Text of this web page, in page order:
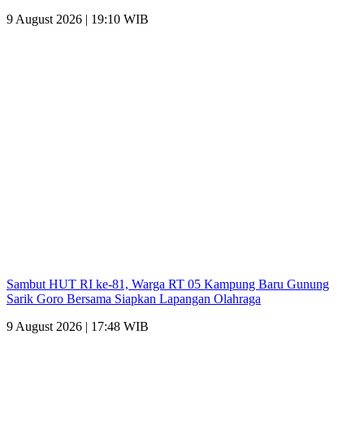
9 August 2026 | 19:10 WIB
Sambut HUT RI ke-81, Warga RT 05 Kampung Baru Gunung
Sarik Goro Bersama Siapkan Lapangan Olahraga
9 August 2026 | 17:48 WIB